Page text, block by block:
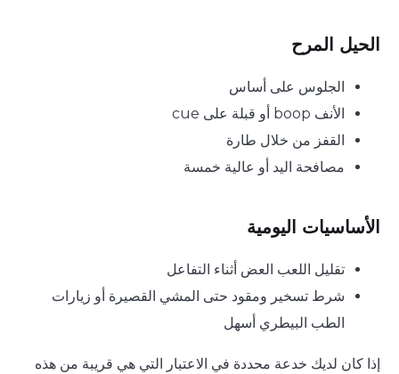
الحيل المرح
الجلوس على أساس
الأنف boop أو قبلة على cue
القفز من خلال طارة
مصافحة اليد أو عالية خمسة
الأساسيات اليومية
تقليل اللعب العض أثناء التفاعل
شرط تسخير ومقود حتى المشي القصيرة أو زيارات
الطب البيطري أسهل
إذا كان لديك خدعة محددة في الاعتبار التي هي قريبة من هذه